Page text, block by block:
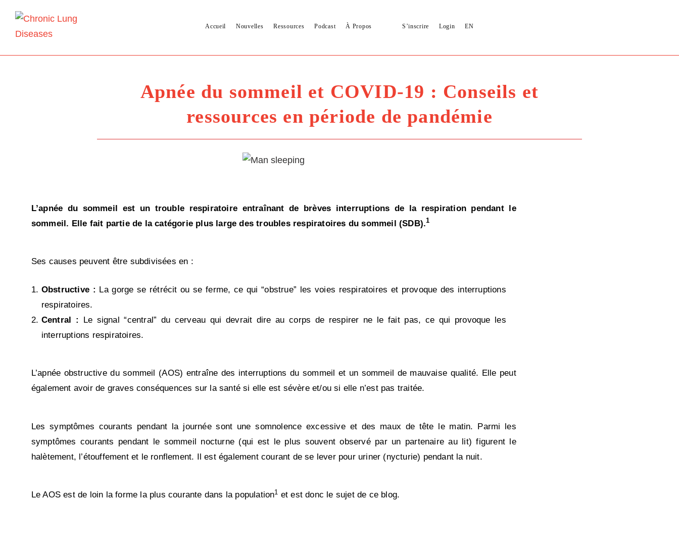
Accueil Nouvelles Ressources Podcast À Propos S’inscrire Login EN
Apnée du sommeil et COVID-19 : Conseils et
ressources en période de pandémie
L’apnée du sommeil est un trouble respiratoire entraînant de brèves interruptions de la respiration pendant le
sommeil. Elle fait partie de la catégorie plus large des troubles respiratoires du sommeil (SDB).1
Ses causes peuvent être subdivisées en :
Obstructive : La gorge se rétrécit ou se ferme, ce qui “obstrue” les voies respiratoires et provoque des interruptions
respiratoires.
Central : Le signal “central” du cerveau qui devrait dire au corps de respirer ne le fait pas, ce qui provoque les
interruptions respiratoires.
L’apnée obstructive du sommeil (AOS) entraîne des interruptions du sommeil et un sommeil de mauvaise qualité. Elle peut
également avoir de graves conséquences sur la santé si elle est sévère et/ou si elle n’est pas traitée.
Les symptômes courants pendant la journée sont une somnolence excessive et des maux de tête le matin. Parmi les
symptômes courants pendant le sommeil nocturne (qui est le plus souvent observé par un partenaire au lit) figurent le
halètement, l’étouffement et le ronflement. Il est également courant de se lever pour uriner (nycturie) pendant la nuit.
Le AOS est de loin la forme la plus courante dans la population1 et est donc le sujet de ce blog.